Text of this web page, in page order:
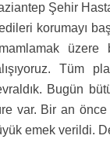
Şehir
korumayı
Tüm
Bugün
var. Bir an önce
emek verildi.